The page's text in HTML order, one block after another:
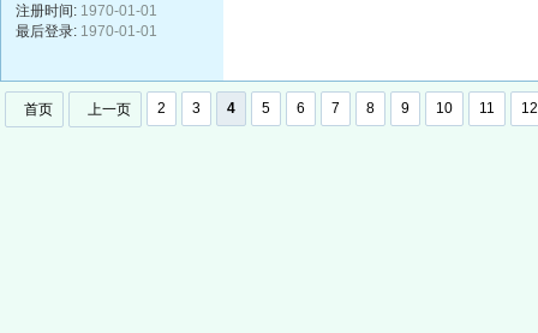
注册时间: 1970-01-01
最后登录: 1970-01-01
首页 上一页 2 3 4 5 6 7 8 9 10 11 12